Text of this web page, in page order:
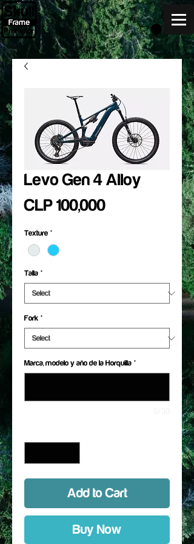
Levo Gen 4 Alloy
CLP 100,000Price
Texture *
Talla *
Fork *
Marca, modelo y año de la Horquilla *
Add to Cart
Buy Now